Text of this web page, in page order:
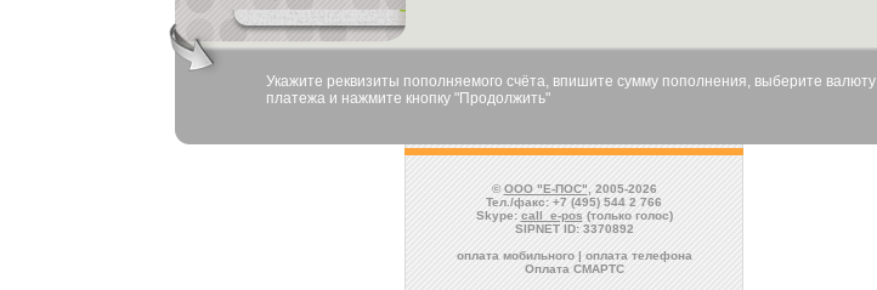
Укажите реквизиты пополняемого счёта, впишите сумму пополнения, выберите валюту
платежа и нажмите кнопку "Продолжить"
© ООО "Е-ПОС", 2005-2026
Тел./факс: +7 (495) 544 2 766
Skype: call_e-pos(только голос)
SIPNET ID: 3370892
оплата мобильного | оплата телефона
Оплата СМАРТС